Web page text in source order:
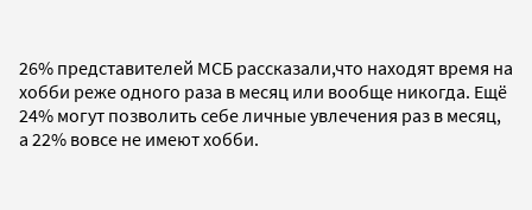
26% представителей МСБ рассказали,что находят время на
хобби реже одного раза в месяц или вообще никогда. Ещё
24% могут позволить себе личные увлечения раз в месяц,
а 22% вовсе не имеют хобби.